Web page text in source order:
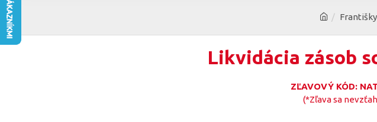
Likvidácia zásob
ZĽAVOVÝ KÓD:
(*Zľava sa